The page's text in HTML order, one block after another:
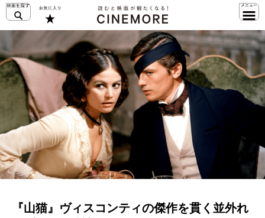
『山猫』ヴィスコンティの傑作を貫く並外れ